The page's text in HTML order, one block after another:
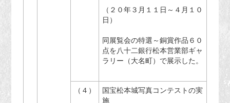
（２０年３月１１日～４月１０
日）
同展覧会の特選～銅賞作品６０
点を八十二銀行松本営業部ギャ
ラリー（大名町）で展示した。
（４）
国宝松本城写真コンテストの実
施